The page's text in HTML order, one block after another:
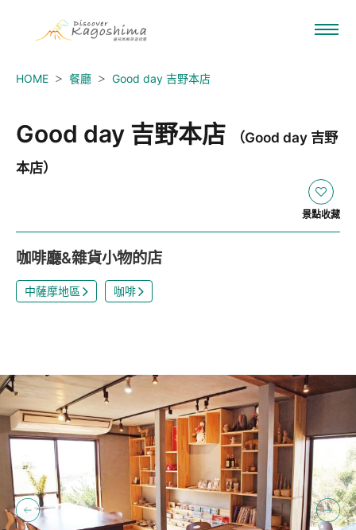
HOME 餐廳 Good day 吉野本店
Good day 吉野本店
（Good day 吉野
本店）
景點收藏
咖啡廳&雜貨小物的店
中薩摩地區 咖啡